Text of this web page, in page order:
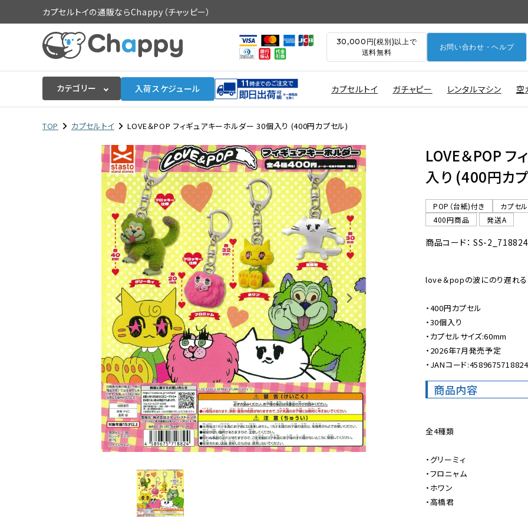
カプセルトイの通販ならChappy（チャッピー）
30,000円(税別)以上で
送料無料
お問い合わせ・ヘルプ
カテゴリー 入荷スケジュール カプセルトイ ガチャピー レンタルマシン 空
ログイン 会員登録
入荷スケジュールをチェック
カプセルトイマシン本体
販促用空カプセル
販促用カプセルトイ
よくあるご質問
ご利用ガイド
06-6282-7659
TOP カプセルトイ LOVE＆POP フィギュアキーホルダー 30個入り (400円カプセル)
LOVE＆POP フ
入り (400円カ
POP（台紙)付き
カプセ
400円商品
発送A
商品コード： SS-2_718824
love＆popの波にのり遅れる
・400円カプセル
・30個入り
・カプセルサイズ:60mm
・2026年7月発売予定
・JANコード:4589675718824
商品内容
全4種類
・グリーミィ
・フロニャム
・ホワン
・高橋君